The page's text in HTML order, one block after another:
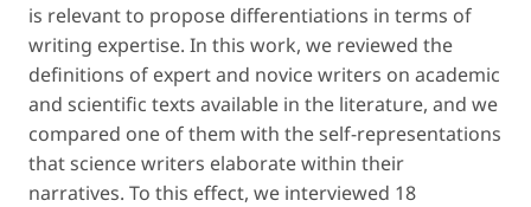
is relevant to propose differentiations in terms of
writing expertise. In this work, we reviewed the
definitions of expert and novice writers on academic
and scientific texts available in the literature, and we
compared one of them with the self-representations
that science writers elaborate within their
narratives. To this effect, we interviewed 18